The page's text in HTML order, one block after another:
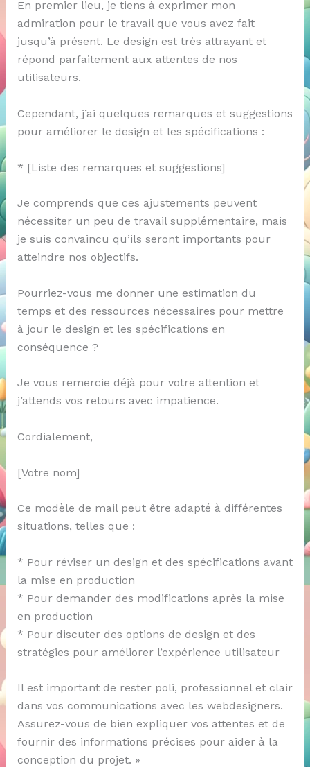
En premier lieu, je tiens à exprimer mon
admiration pour le travail que vous avez fait
jusqu’à présent. Le design est très attrayant et
répond parfaitement aux attentes de nos
utilisateurs.
Cependant, j’ai quelques remarques et suggestions
pour améliorer le design et les spécifications :
* [Liste des remarques et suggestions]
Je comprends que ces ajustements peuvent
nécessiter un peu de travail supplémentaire, mais
je suis convaincu qu’ils seront importants pour
atteindre nos objectifs.
Pourriez-vous me donner une estimation du
temps et des ressources nécessaires pour mettre
à jour le design et les spécifications en
conséquence ?
Je vous remercie déjà pour votre attention et
j’attends vos retours avec impatience.
Cordialement,
[Votre nom]
Ce modèle de mail peut être adapté à différentes
situations, telles que :
* Pour réviser un design et des spécifications avant
la mise en production
* Pour demander des modifications après la mise
en production
* Pour discuter des options de design et des
stratégies pour améliorer l’expérience utilisateur
Il est important de rester poli, professionnel et clair
dans vos communications avec les webdesigners.
Assurez-vous de bien expliquer vos attentes et de
fournir des informations précises pour aider à la
conception du projet. »